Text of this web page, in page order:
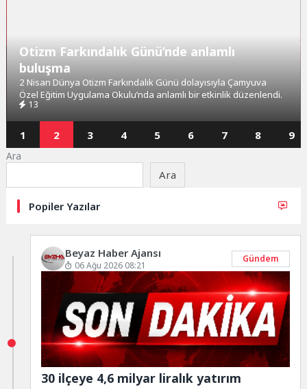
Otizm Farkındalık Günü’nde anlamlı
buluşma
2 Nisan Dünya Otizm Farkındalık Günü dolayısıyla Çamyuva
Özel Eğitim Uygulama Okulu’nda anlamlı bir etkinlik düzenlendi.
13
1 2 3 4 5 6 7 8 9
Ara
Ara
Popiler Yazılar
Beyaz Haber Ajansı
06 Ağu 2026 08:21
Gündem
30 ilçeye 4,6 milyar liralık yatırım